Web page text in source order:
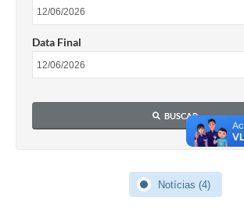
Formulário
Contato
Data Final
BUSCAR
Notícias (4)